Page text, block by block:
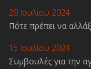
20 Ιουλίου 2024
Πότε πρέπει να
15 Ιουλίου 2024
Συμβουλές για την